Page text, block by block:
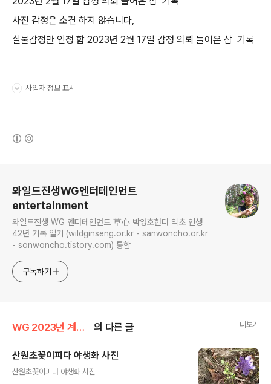
사진 감정은 소견 하지 않습니다,
실물감정만 인정 함 2023년 2월 17일 감정 의뢰 들어온 삼 기록
사업자 정보 표시
와일드진생WG엔터테인먼트
entertainment
와일드진생 WG 엔터테인먼트 草心 박영호헌터 약초 인생
42년 기록 일기 (wildginseng.or.kr - sanwoncho.or.kr
- sonwoncho.tistory.com) 통합
구독하기
WG 2023년 계묘년 기록 의 다른 글 더보기
산원초꽃이피다 야생화 사진
산원초꽃이피다 야생화 사진